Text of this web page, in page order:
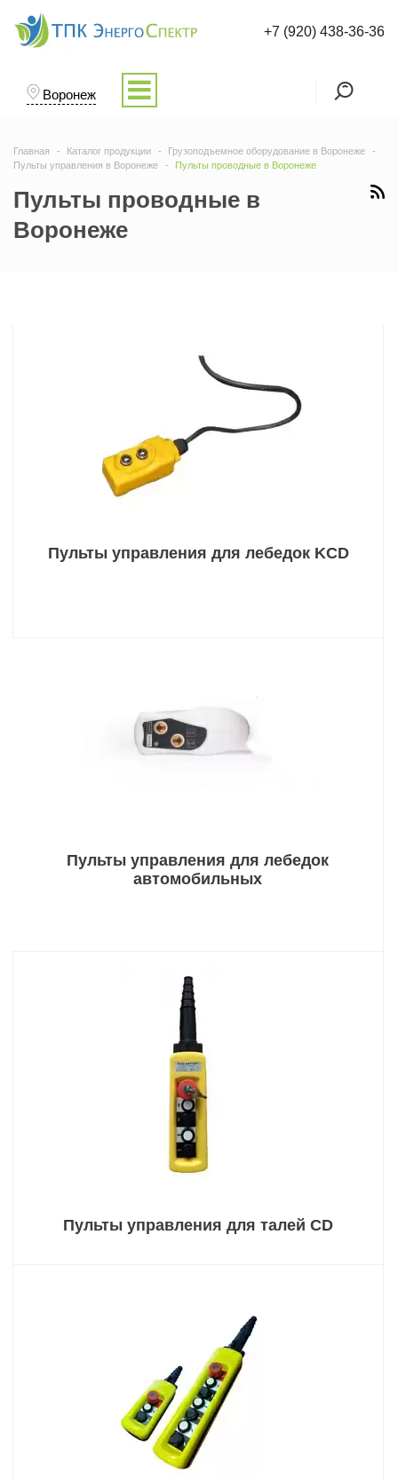
Воронеж
+7 (920) 438-36-36
Главная Каталог продукции
Грузоподъемное оборудование в Воронеже
Пульты управления в Воронеже
Пульты проводные в Воронеже
Пульты проводные в
Воронеже
Пульты управления для лебедок KCD
Пульты управления для лебедок
автомобильных
Пульты управления для талей CD